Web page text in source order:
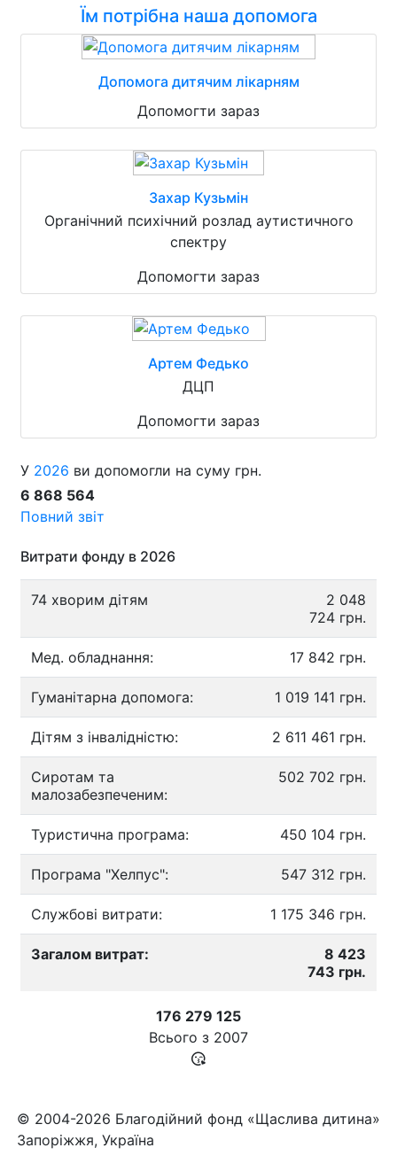
Їм потрібна наша допомога
Допомога дитячим лікарням
Допомогти зараз
Захар Кузьмін
Органічний психічний розлад аутистичного
спектру
Допомогти зараз
Артем Федько
ДЦП
Допомогти зараз
У 2026 ви допомогли на суму грн.
6 868 564
Повний звіт
Витрати фонду в 2026
74 хворим дітям
2 048
724 грн.
Мед. обладнання: 17 842 грн.
Гуманітарна допомога: 1 019 141 грн.
Дітям з інвалідністю: 2 611 461 грн.
Сиротам та
малозабезпеченим:
502 702 грн.
Туристична програма: 450 104 грн.
Програма "Хелпус": 547 312 грн.
Службові витрати: 1 175 346 грн.
Загалом витрат:
8 423
743 грн.
176 279 125
Всього з 2007
© 2004-2026 Благодійний фонд «Щаслива дитина»
Запоріжжя, Україна